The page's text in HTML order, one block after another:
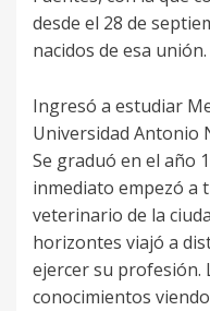
desde el 28 de
nacidos de esa unión.
Ingresó a estudiar
Universidad Antonio
Se graduó en el año
inmediato empezó a
veterinario de la
horizontes viajó a
ejercer su profesión.
conocimientos